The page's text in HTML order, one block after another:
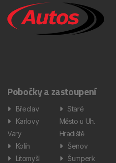
Pobočky a zastoupení
Břeclav
Karlovy
Vary
Kolín
Litomyšl
Staré
Město u Uh.
Hradiště
Šenov
Šumperk